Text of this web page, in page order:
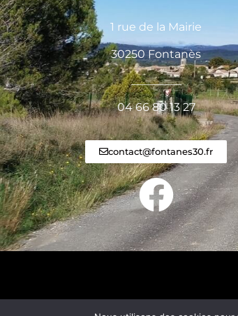
1 rue de la Mairie
30250 Fontanès
_________
04 66 80 13 27
contact@fontanes30.fr